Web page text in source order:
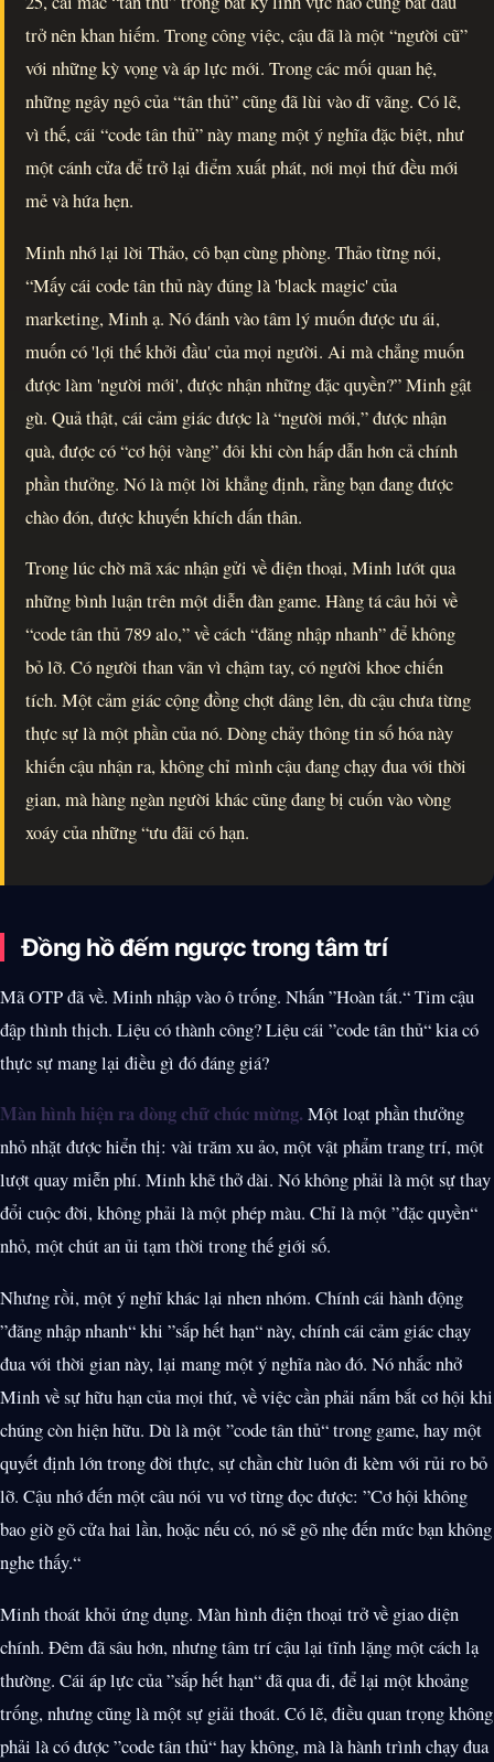
trở nên khan hiếm. Trong công việc, cậu đã là một “người cũ”
với những kỳ vọng và áp lực mới. Trong các mối quan hệ,
những ngây ngô của “tân thủ” cũng đã lùi vào dĩ vãng. Có lẽ,
vì thế, cái “code tân thủ” này mang một ý nghĩa đặc biệt, như
một cánh cửa để trở lại điểm xuất phát, nơi mọi thứ đều mới
mẻ và hứa hẹn.
Minh nhớ lại lời Thảo, cô bạn cùng phòng. Thảo từng nói,
“Mấy cái code tân thủ này đúng là 'black magic' của
marketing, Minh ạ. Nó đánh vào tâm lý muốn được ưu ái,
muốn có 'lợi thế khởi đầu' của mọi người. Ai mà chẳng muốn
được làm 'người mới', được nhận những đặc quyền?” Minh gật
gù. Quả thật, cái cảm giác được là “người mới,” được nhận
quà, được có “cơ hội vàng” đôi khi còn hấp dẫn hơn cả chính
phần thưởng. Nó là một lời khẳng định, rằng bạn đang được
chào đón, được khuyến khích dấn thân.
Trong lúc chờ mã xác nhận gửi về điện thoại, Minh lướt qua
những bình luận trên một diễn đàn game. Hàng tá câu hỏi về
“code tân thủ 789 alo,” về cách “đăng nhập nhanh” để không
bỏ lỡ. Có người than vãn vì chậm tay, có người khoe chiến
tích. Một cảm giác cộng đồng chợt dâng lên, dù cậu chưa từng
thực sự là một phần của nó. Dòng chảy thông tin số hóa này
khiến cậu nhận ra, không chỉ mình cậu đang chạy đua với thời
gian, mà hàng ngàn người khác cũng đang bị cuốn vào vòng
xoáy của những “ưu đãi có hạn.
Đồng hồ đếm ngược trong tâm trí
Mã OTP đã về. Minh nhập vào ô trống. Nhấn ”Hoàn tất.“ Tim cậu
đập thình thịch. Liệu có thành công? Liệu cái ”code tân thủ“ kia có
thực sự mang lại điều gì đó đáng giá?
Màn hình hiện ra dòng chữ chúc mừng. Một loạt phần thưởng
nhỏ nhặt được hiển thị: vài trăm xu ảo, một vật phẩm trang trí, một
lượt quay miễn phí. Minh khẽ thở dài. Nó không phải là một sự thay
đổi cuộc đời, không phải là một phép màu. Chỉ là một ”đặc quyền“
nhỏ, một chút an ủi tạm thời trong thế giới số.
Nhưng rồi, một ý nghĩ khác lại nhen nhóm. Chính cái hành động
”đăng nhập nhanh“ khi ”sắp hết hạn“ này, chính cái cảm giác chạy
đua với thời gian này, lại mang một ý nghĩa nào đó. Nó nhắc nhở
Minh về sự hữu hạn của mọi thứ, về việc cần phải nắm bắt cơ hội khi
chúng còn hiện hữu. Dù là một ”code tân thủ“ trong game, hay một
quyết định lớn trong đời thực, sự chần chừ luôn đi kèm với rủi ro bỏ
lỡ. Cậu nhớ đến một câu nói vu vơ từng đọc được: ”Cơ hội không
bao giờ gõ cửa hai lần, hoặc nếu có, nó sẽ gõ nhẹ đến mức bạn không
nghe thấy.“
Minh thoát khỏi ứng dụng. Màn hình điện thoại trở về giao diện
chính. Đêm đã sâu hơn, nhưng tâm trí cậu lại tĩnh lặng một cách lạ
thường. Cái áp lực của ”sắp hết hạn“ đã qua đi, để lại một khoảng
trống, nhưng cũng là một sự giải thoát. Có lẽ, điều quan trọng không
phải là có được ”code tân thủ“ hay không, mà là hành trình chạy đua